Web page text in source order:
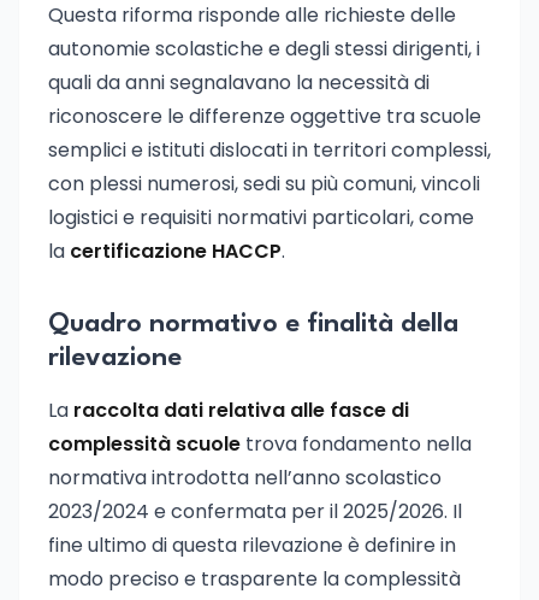
Questa riforma risponde alle richieste delle
autonomie scolastiche e degli stessi dirigenti, i
quali da anni segnalavano la necessità di
riconoscere le differenze oggettive tra scuole
semplici e istituti dislocati in territori complessi,
con plessi numerosi, sedi su più comuni, vincoli
logistici e requisiti normativi particolari, come
la certificazione HACCP.
Quadro normativo e finalità della
rilevazione
La raccolta dati relativa alle fasce di
complessità scuole trova fondamento nella
normativa introdotta nell’anno scolastico
2023/2024 e confermata per il 2025/2026. Il
fine ultimo di questa rilevazione è definire in
modo preciso e trasparente la complessità